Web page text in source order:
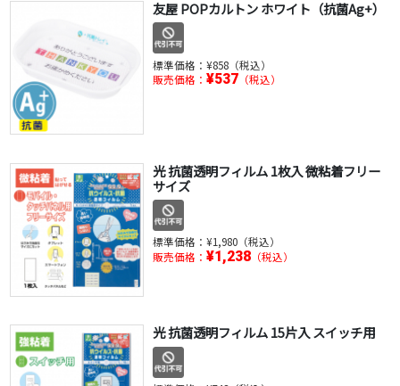
友屋 POPカルトン ホワイト（抗菌Ag+）
標準価格： ¥858（税込）
販売価格： ¥537（税込）
光 抗菌透明フィルム 1枚入 微粘着フリー
サイズ
標準価格： ¥1,980（税込）
販売価格： ¥1,238（税込）
光 抗菌透明フィルム 15片入 スイッチ用